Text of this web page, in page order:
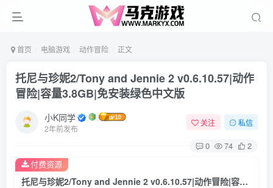
首页 电脑游戏 动作冒险 正文
托尼与珍妮2/Tony and Jennie 2 v0.6.10.57|动作
冒险|容量3.8GB|免安装绿色中文版
小K同学
2年前发布
关注 私信
0 74 2
托尼与珍妮2/Tony and Jennie 2 v0.6.10.57|动作冒险|容量3.8GB|免安装绿色中文版
付费资源